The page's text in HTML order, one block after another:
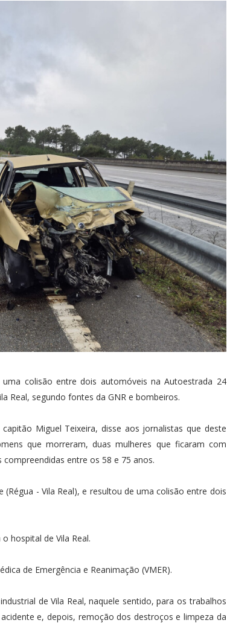
colisão entre dois automóveis na Autoestrada 24
Real, segundo fontes da GNR e bombeiros.
Miguel Teixeira, disse aos jornalistas que deste
que morreram, duas mulheres que ficaram com
entre os 58 e 75 anos.
- Vila Real), e resultou de uma colisão entre dois
hospital de Vila Real.
de Emergência e Reanimação (VMER).
de Vila Real, naquele sentido, para os trabalhos
e, depois, remoção dos destroços e limpeza da